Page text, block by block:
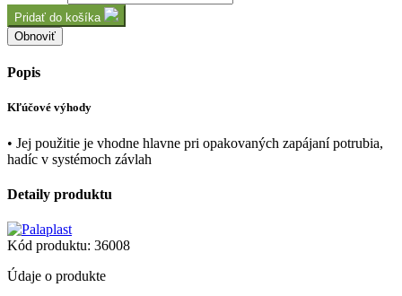
Pridať do košíka
Popis
Kľúčové výhody
• Jej použitie je vhodne hlavne pri opakovaných zapájaní potrubia,
hadíc v systémoch závlah
Detaily produktu
Kód produktu: 36008
Údaje o produkte